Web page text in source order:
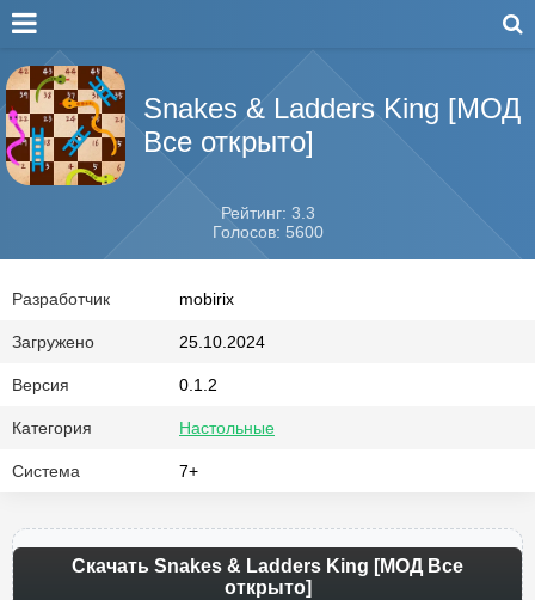
Snakes & Ladders King [МОД
Все открыто]
Рейтинг: 3.3
Голосов: 5600
Разработчик mobirix
Загружено 25.10.2024
Версия 0.1.2
Категория Настольные
Система 7+
Скачать Snakes & Ladders King [МОД Все
открыто]